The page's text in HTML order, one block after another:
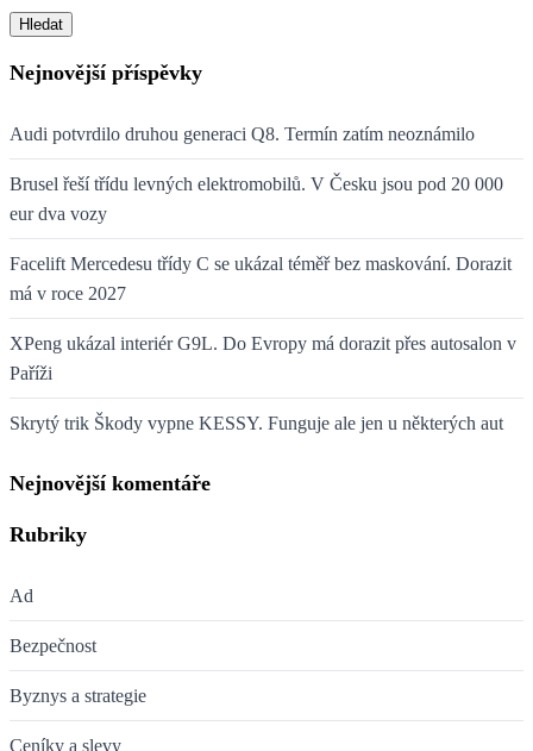
Hledat
Nejnovější příspěvky
Audi potvrdilo druhou generaci Q8. Termín zatím neoznámilo
Brusel řeší třídu levných elektromobilů. V Česku jsou pod 20 000
eur dva vozy
Facelift Mercedesu třídy C se ukázal téměř bez maskování. Dorazit
má v roce 2027
XPeng ukázal interiér G9L. Do Evropy má dorazit přes autosalon v
Paříži
Skrytý trik Škody vypne KESSY. Funguje ale jen u některých aut
Nejnovější komentáře
Rubriky
Ad
Bezpečnost
Byznys a strategie
Ceníky a slevy